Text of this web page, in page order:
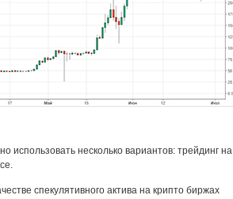
использовать несколько вариантов: трейдинг на
спекулятивного актива на крипто биржах